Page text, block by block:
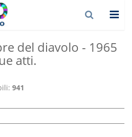
del diavolo - 1965
atti.
941